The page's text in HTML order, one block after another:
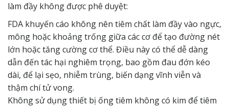
làm đầy không được phê duyệt:
FDA khuyến cáo không nên tiêm chất làm đầy vào ngực,
mông hoặc khoảng trống giữa các cơ để tạo đường nét
lớn hoặc tăng cường cơ thể. Điều này có thể dễ dàng
dẫn đến tác hại nghiêm trọng, bao gồm đau đớn kéo
dài, để lại sẹo, nhiễm trùng, biến dạng vĩnh viễn và
thậm chí tử vong.
Không sử dụng thiết bị ống tiêm không có kim để tiêm